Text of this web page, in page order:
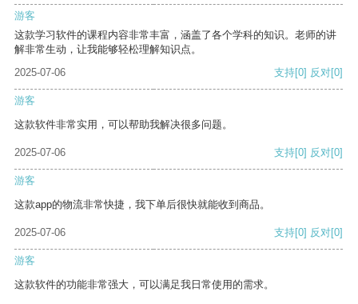
游客
这款学习软件的课程内容非常丰富，涵盖了各个学科的知识。老师的讲
解非常生动，让我能够轻松理解知识点。
2025-07-06
支持[0] 反对[0]
游客
这款软件非常实用，可以帮助我解决很多问题。
2025-07-06 支持[0] 反对[0]
游客
这款app的物流非常快捷，我下单后很快就能收到商品。
2025-07-06 支持[0] 反对[0]
游客
这款软件的功能非常强大，可以满足我日常使用的需求。